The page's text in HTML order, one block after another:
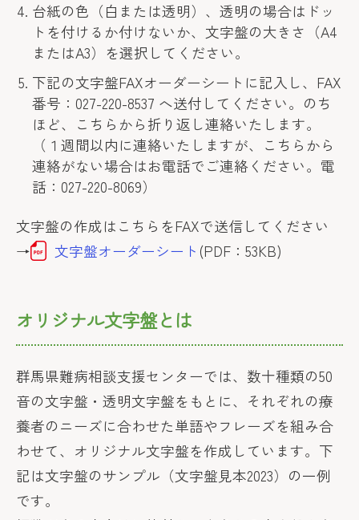
台紙の色（白または透明）、透明の場合はドッ
トを付けるか付けないか、文字盤の大きさ（A4
またはA3）を選択してください。
下記の文字盤FAXオーダーシートに記入し、FAX
番号：027-220-8537 へ送付してください。のち
ほど、こちらから折り返し連絡いたします。
（１週間以内に連絡いたしますが、こちらから
連絡がない場合はお電話でご連絡ください。電
話：027-220-8069）
文字盤の作成はこちらをFAXで送信してください
→
文字盤オーダーシート (PDF：53KB)
オリジナル文字盤とは
群馬県難病相談支援センターでは、数十種類の50
音の文字盤・透明文字盤をもとに、それぞれの療
養者のニーズに合わせた単語やフレーズを組み合
わせて、オリジナル文字盤を作成しています。下
記は文字盤のサンプル（文字盤見本2023）の一例
です。